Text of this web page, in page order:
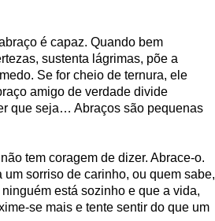
é capaz. Quando bem
sustenta lágrimas, põe a
Se for cheio de ternura, ele
amigo de verdade divide
que seja… Abraços são pequenas
tem coragem de dizer. Abrace-o.
sorriso de carinho, ou quem sabe,
está sozinho e que a vida,
se mais e tente sentir do que um